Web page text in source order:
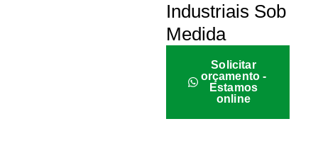
Industriais Sob
Medida
Solicitar
orçamento -
Estamos
online